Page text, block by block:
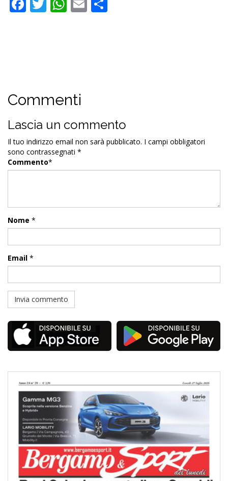
Commenti
Lascia un commento
Il tuo indirizzo email non sarà pubblicato. I campi obbligatori
sono contrassegnati *
Commento*
Nome *
Email *